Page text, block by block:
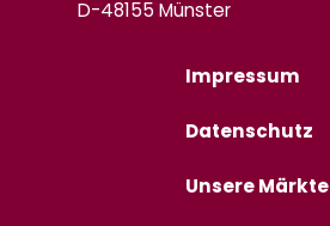
D-48155 Münster
Impressum
Datenschutz
Unsere Märkte